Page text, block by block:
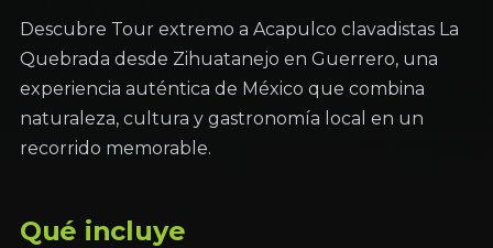
Descubre Tour extremo a Acapulco clavadistas La
Quebrada desde Zihuatanejo en Guerrero, una
experiencia auténtica de México que combina
naturaleza, cultura y gastronomía local en un
recorrido memorable.
Qué incluye